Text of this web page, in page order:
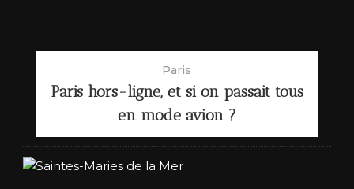
Paris
Paris hors-ligne, et si on passait tous
en mode avion ?